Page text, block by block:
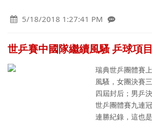
5/18/2018 1:27:41 PM
世乒賽中國隊繼續風騷 乒球項
瑞典世乒團體賽
風騷，女團決賽
四屆封后；男乒
世乒團體賽九連
連勝紀錄，這也